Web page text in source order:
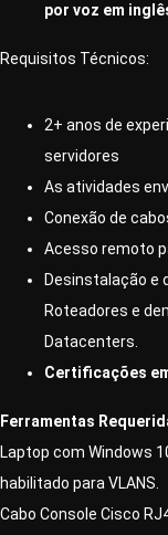
por voz em
Requisitos Técnicos:
2+ anos de
servidores
As atividades
Conexão de
Acesso remoto
Desinstalação e
Roteadores e
Datacenters.
Certificações
Ferramentas
Laptop com Windows
habilitado para VLANS.
Cabo Console Cisco